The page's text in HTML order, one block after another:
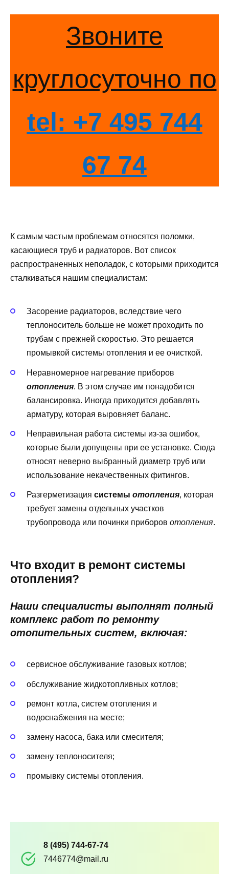
Звоните
круглосуточно по
tel: +7 495 744
67 74
К самым частым проблемам относятся поломки,
касающиеся труб и радиаторов. Вот список
распространенных неполадок, с которыми приходится
сталкиваться нашим специалистам:
Засорение радиаторов, вследствие чего
теплоноситель больше не может проходить по
трубам с прежней скоростью. Это решается
промывкой системы отопления и ее очисткой.
Неравномерное нагревание приборов
отопления. В этом случае им понадобится
балансировка. Иногда приходится добавлять
арматуру, которая выровняет баланс.
Неправильная работа системы из-за ошибок,
которые были допущены при ее установке. Сюда
относят неверно выбранный диаметр труб или
использование некачественных фитингов.
Разгерметизация системы отопления, которая
требует замены отдельных участков
трубопровода или починки приборов отопления.
Что входит в ремонт системы
отопления?
Наши специалисты выполнят полный
комплекс работ по ремонту
отопительных систем, включая:
сервисное обслуживание газовых котлов;
обслуживание жидкотопливных котлов;
ремонт котла, систем отопления и
водоснабжения на месте;
замену насоса, бака или смесителя;
замену теплоносителя;
промывку системы отопления.
8 (495) 744-67-74
7446774@mail.ru